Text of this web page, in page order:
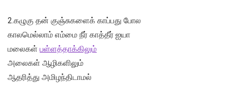
2.கழுகு தன் குஞ்சுகளைக் காப்பது போல
காலமெல்லாம் எம்மை நீர் காத்தீர் ஐயா
மலைகள் பள்ளத்தாக்கிலும்
அலைகள் ஆழிகளிலும்
ஆதரித்து அமிழந்திடாமல்